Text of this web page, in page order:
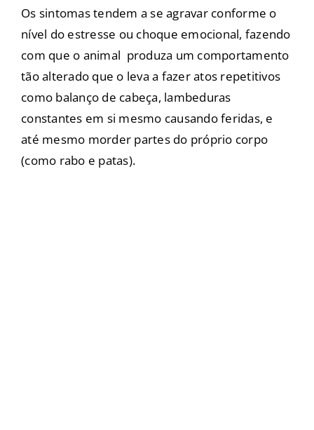
Os sintomas tendem a se agravar conforme o
nível do estresse ou choque emocional, fazendo
com que o animal produza um comportamento
tão alterado que o leva a fazer atos repetitivos
como balanço de cabeça, lambeduras
constantes em si mesmo causando feridas, e
até mesmo morder partes do próprio corpo
(como rabo e patas).